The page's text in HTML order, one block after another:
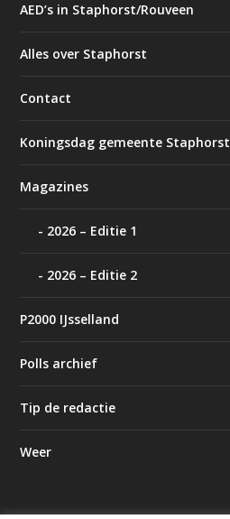
AED’s in Staphorst/Rouveen
Alles over Staphorst
Contact
Koningsdag gemeente Staphorst
Magazines
2026 – Editie 1
2026 – Editie 2
P2000 IJsselland
Polls archief
Tip de redactie
Weer